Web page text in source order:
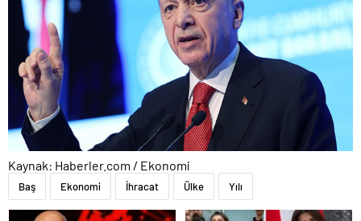
Kaynak: Haberler.com / Ekonomi
Baş Ekonomi İhracat Ülke Yılı